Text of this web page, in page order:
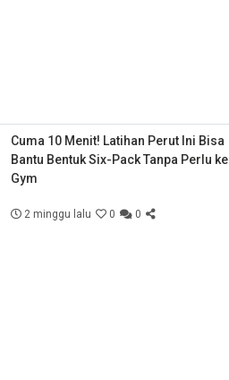
Cuma 10 Menit! Latihan Perut Ini Bisa
Bantu Bentuk Six-Pack Tanpa Perlu ke
Gym
2 minggu lalu 0 0